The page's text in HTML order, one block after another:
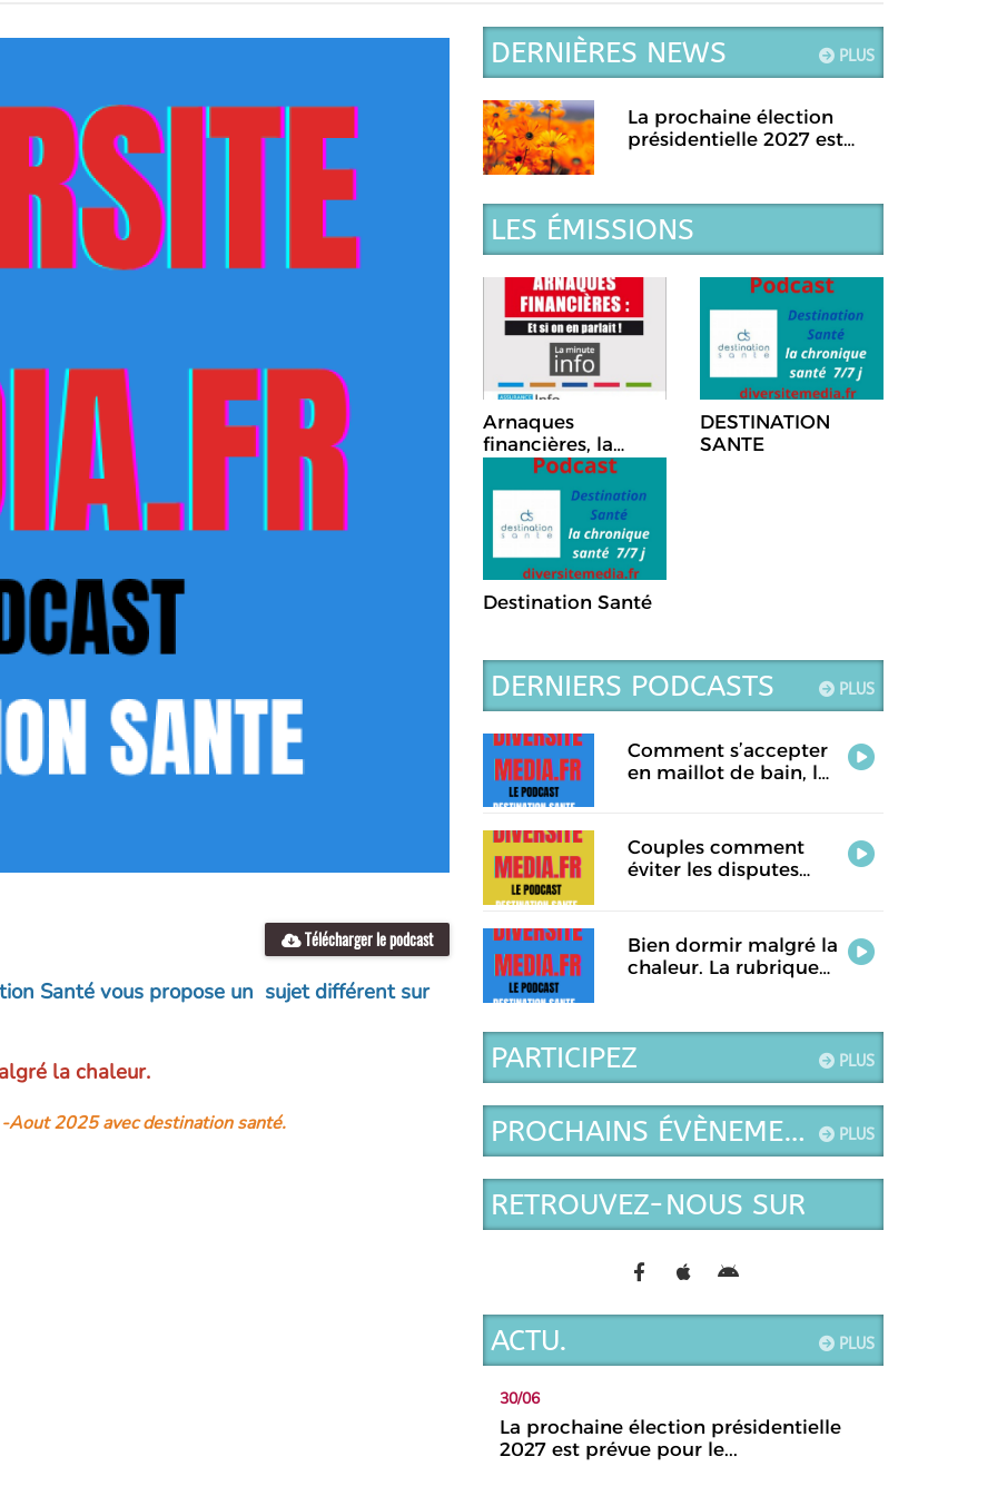
Télécharger le podcast
Santé vous propose un sujet différent sur
la chaleur.
2025 avec destination santé.
PLUS
DERNIÈRES NEWS
La prochaine élection
présidentielle 2027 est
LES ÉMISSIONS
Arnaques
financières, la
chronique Et si on
en parlait!
Destination Santé
DESTINATION
SANTE
PLUS
DERNIERS PODCASTS
Comment s’accepter
en maillot de bain, la
Couples comment
éviter les disputes
ce jour
Bien dormir malgré la
chaleur. La rubrique
PLUS
PARTICIPEZ
PLUS
PROCHAINS ÉVÈNEMENTS
RETROUVEZ-NOUS SUR
PLUS
ACTU.
30/06
La prochaine élection présidentielle
2027 est prévue pour le...